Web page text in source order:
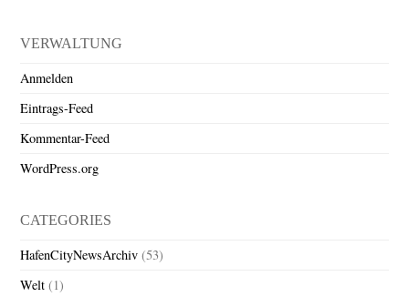
VERWALTUNG
Anmelden
Eintrags-Feed
Kommentar-Feed
WordPress.org
CATEGORIES
HafenCityNewsArchiv (53)
Welt (1)